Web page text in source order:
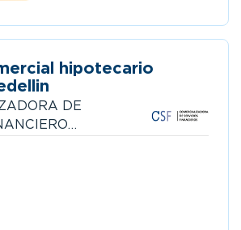
hipotecario
DE